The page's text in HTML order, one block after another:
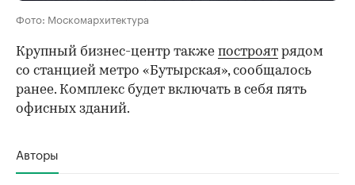
Фото: Москомархитектура
Крупный бизнес-центр также построят рядом
со станцией метро «Бутырская», сообщалось
ранее. Комплекс будет включать в себя пять
офисных зданий.
Авторы